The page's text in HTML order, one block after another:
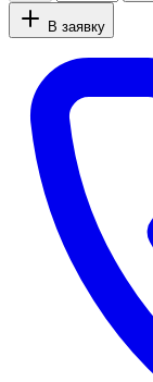
В заявку